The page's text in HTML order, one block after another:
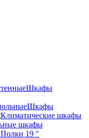
Шкафы
Шкафы
Полки 19 "